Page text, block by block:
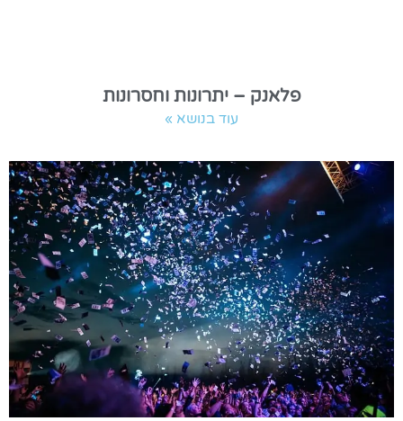
פלאנק – יתרונות וחסרונות
עוד בנושא »